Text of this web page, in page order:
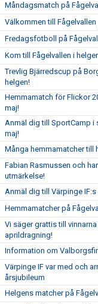
Måndagsmatch på
Välkommen till
Fredagsfotboll på
Kom till Fågelvallen i
Trevlig Bjärredscup på
helgen!
Hemmamatch för Flickor
maj!
Anmäl dig till SportCamp i
maj!
Många hemmamatcher till
Fabian Rasmussen och
utmärkelse!
Anmäl dig till Värpinge
Hemmamatcher på
Vi säger grattis till
aprildragning!
Information om
Värpinge IF var med och
årsjubileum
Helgens matcher på